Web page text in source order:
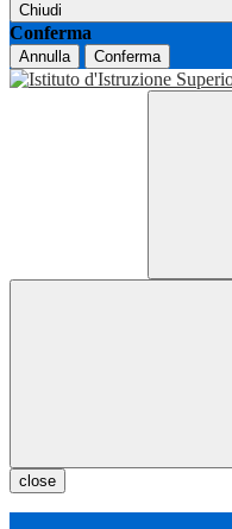
Chiudi
Conferma
Annulla Conferma
close